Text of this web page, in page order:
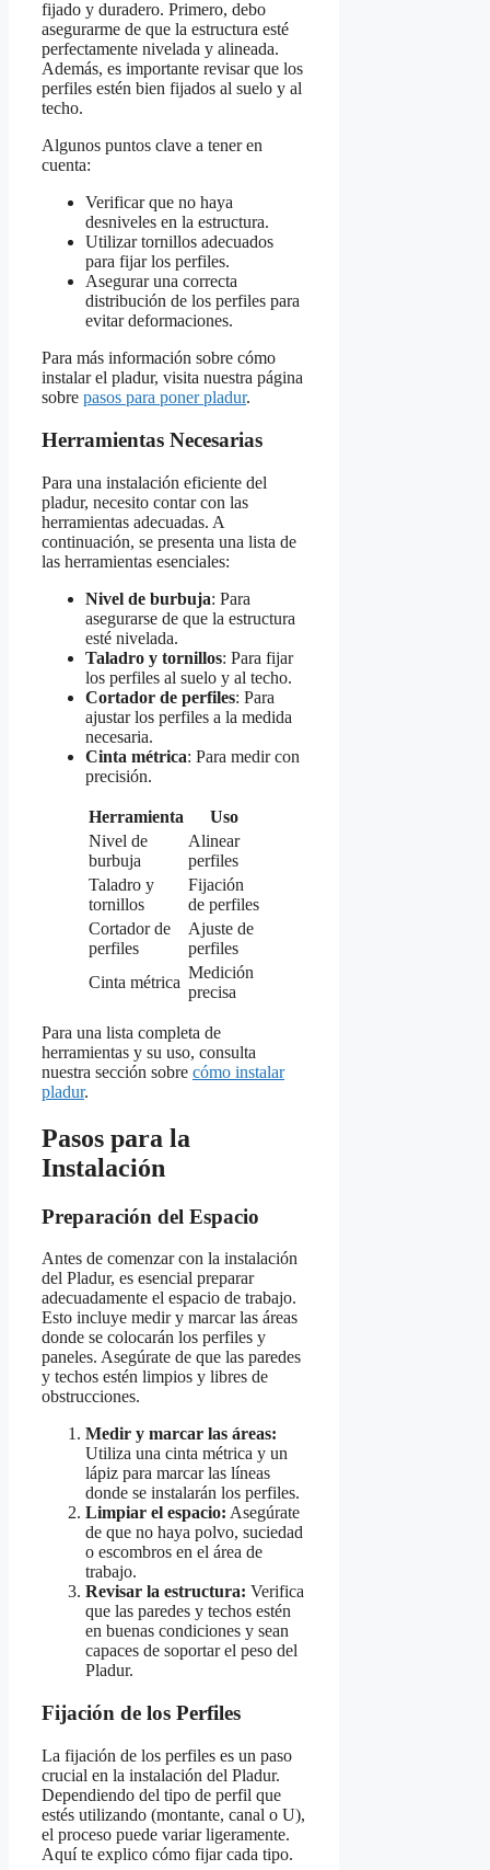
fijado y duradero. Primero, debo
asegurarme de que la estructura esté
perfectamente nivelada y alineada.
Además, es importante revisar que los
perfiles estén bien fijados al suelo y al
techo.
Algunos puntos clave a tener en
cuenta:
Verificar que no haya
desniveles en la estructura.
Utilizar tornillos adecuados
para fijar los perfiles.
Asegurar una correcta
distribución de los perfiles para
evitar deformaciones.
Para más información sobre cómo
instalar el pladur, visita nuestra página
sobre pasos para poner pladur.
Herramientas Necesarias
Para una instalación eficiente del
pladur, necesito contar con las
herramientas adecuadas. A
continuación, se presenta una lista de
las herramientas esenciales:
Nivel de burbuja: Para
asegurarse de que la estructura
esté nivelada.
Taladro y tornillos: Para fijar
los perfiles al suelo y al techo.
Cortador de perfiles: Para
ajustar los perfiles a la medida
necesaria.
Cinta métrica: Para medir con
precisión.
Herramienta
Uso
Nivel de
burbuja
Alinear
perfiles
Taladro y
tornillos
Fijación
de perfiles
Cortador de
perfiles
Ajuste de
perfiles
Cinta métrica
Medición
precisa
Para una lista completa de
herramientas y su uso, consulta
nuestra sección sobre cómo instalar
pladur.
Pasos para la
Instalación
Preparación del Espacio
Antes de comenzar con la instalación
del Pladur, es esencial preparar
adecuadamente el espacio de trabajo.
Esto incluye medir y marcar las áreas
donde se colocarán los perfiles y
paneles. Asegúrate de que las paredes
y techos estén limpios y libres de
obstrucciones.
Medir y marcar las áreas:
Utiliza una cinta métrica y un
lápiz para marcar las líneas
donde se instalarán los perfiles.
Limpiar el espacio: Asegúrate
de que no haya polvo, suciedad
o escombros en el área de
trabajo.
Revisar la estructura: Verifica
que las paredes y techos estén
en buenas condiciones y sean
capaces de soportar el peso del
Pladur.
Fijación de los Perfiles
La fijación de los perfiles es un paso
crucial en la instalación del Pladur.
Dependiendo del tipo de perfil que
estés utilizando (montante, canal o U),
el proceso puede variar ligeramente.
Aquí te explico cómo fijar cada tipo.